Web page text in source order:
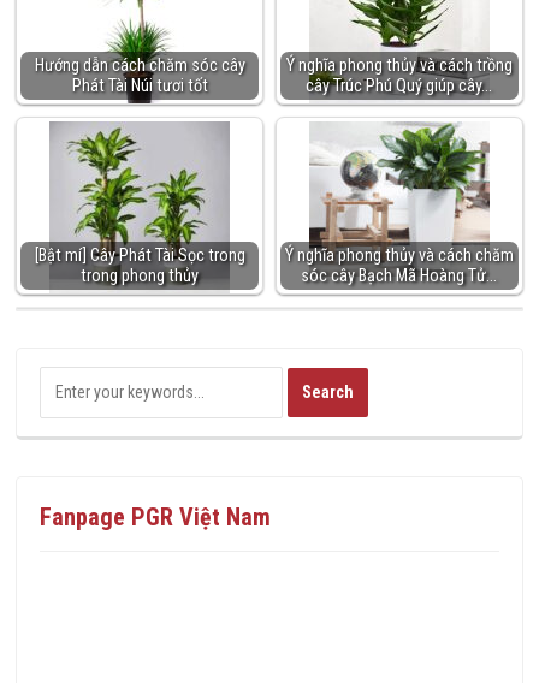
Hướng dẫn cách chăm sóc cây
Phát Tài Núi tươi tốt
Ý nghĩa phong thủy và cách trồng
cây Trúc Phú Quý giúp cây…
[Bật mí] Cây Phát Tài Sọc trong
trong phong thủy
Ý nghĩa phong thủy và cách chăm
sóc cây Bạch Mã Hoàng Tử…
Fanpage PGR Việt Nam